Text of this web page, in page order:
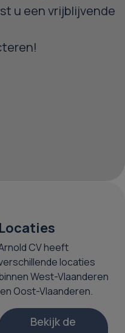
u een vrijblijvende
Locaties
CV heeft
locaties
West-Vlaanderen
en Oost-Vlaanderen.
Bekijk de